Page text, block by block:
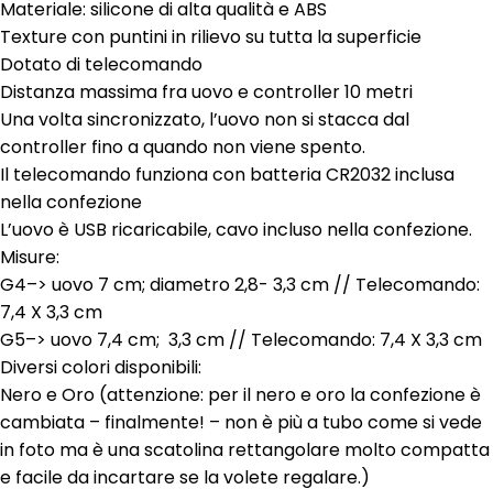
Materiale: silicone di alta qualità e ABS
Texture con puntini in rilievo su tutta la superficie
Dotato di telecomando
Distanza massima fra uovo e controller 10 metri
Una volta sincronizzato, l’uovo non si stacca dal
controller fino a quando non viene spento.
Il telecomando funziona con batteria CR2032 inclusa
nella confezione
L’uovo è USB ricaricabile, cavo incluso nella confezione.
Misure:
G4–> uovo 7 cm; diametro 2,8- 3,3 cm // Telecomando:
7,4 X 3,3 cm
G5–> uovo 7,4 cm; 3,3 cm // Telecomando: 7,4 X 3,3 cm
Diversi colori disponibili:
Nero e Oro (attenzione: per il nero e oro la confezione è
cambiata – finalmente! – non è più a tubo come si vede
in foto ma è una scatolina rettangolare molto compatta
e facile da incartare se la volete regalare.)